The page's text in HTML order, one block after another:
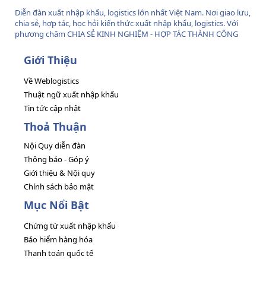
Diễn đàn xuất nhập khẩu, logistics lớn nhất Việt Nam. Nơi giao lưu,
chia sẻ, hợp tác, học hỏi kiến thức xuất nhập khẩu, logistics. Với
phương châm CHIA SẺ KINH NGHIỆM - HỢP TÁC THÀNH CÔNG
Giới Thiệu
Về Weblogistics
Thuật ngữ xuất nhập khẩu
Tin tức cập nhật
Thoả Thuận
Nội Quy diễn đàn
Thông báo - Góp ý
Giới thiệu & Nội quy
Chính sách bảo mật
Mục Nổi Bật
Chứng từ xuất nhập khẩu
Bảo hiểm hàng hóa
Thanh toán quốc tế